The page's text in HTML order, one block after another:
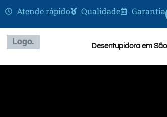
Atende rápido Qualidade Garantia
Desentupidora em